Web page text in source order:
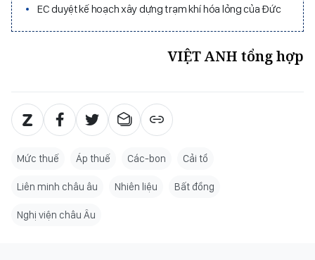
EC duyệt kế hoạch xây dựng trạm khí hóa lỏng của Đức
VIỆT ANH tổng hợp
Mức thuế Áp thuế Các-bon Cải tổ
Liên minh châu âu Nhiên liệu Bất đồng
Nghị viện châu Âu